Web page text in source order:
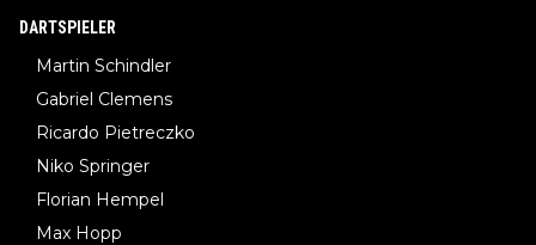
DARTSPIELER
Martin Schindler
Gabriel Clemens
Ricardo Pietreczko
Niko Springer
Florian Hempel
Max Hopp